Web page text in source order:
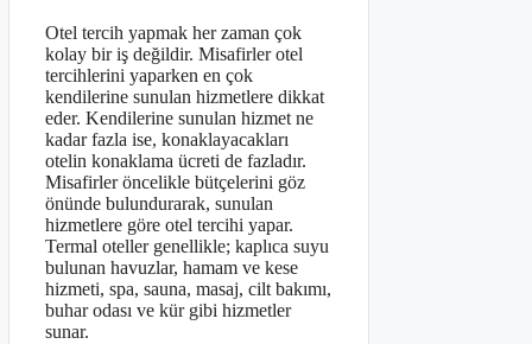
Otel tercih yapmak her zaman çok
kolay bir iş değildir. Misafirler otel
tercihlerini yaparken en çok
kendilerine sunulan hizmetlere dikkat
eder. Kendilerine sunulan hizmet ne
kadar fazla ise, konaklayacakları
otelin konaklama ücreti de fazladır.
Misafirler öncelikle bütçelerini göz
önünde bulundurarak, sunulan
hizmetlere göre otel tercihi yapar.
Termal oteller genellikle; kaplıca suyu
bulunan havuzlar, hamam ve kese
hizmeti, spa, sauna, masaj, cilt bakımı,
buhar odası ve kür gibi hizmetler
sunar.